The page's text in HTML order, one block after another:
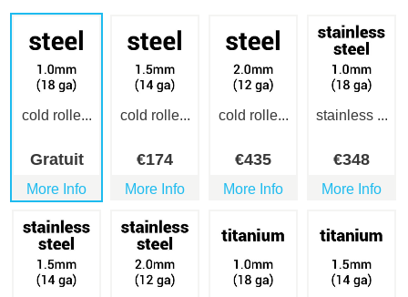
cold rolle...
Gratuit
More Info
cold rolle...
€174
More Info
cold rolle...
€435
More Info
stainless ...
€348
More Info